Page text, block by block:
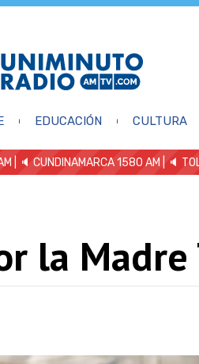
EDUCACIÓN CULTURA
| 🔈 CUNDINAMARCA 1580 AM | 🔈
la Madre